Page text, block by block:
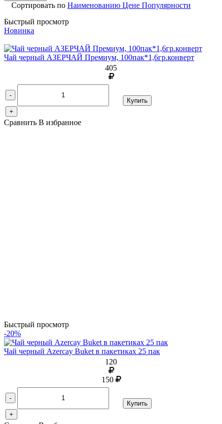
Сортировать по Наименованию Цене Популярности
Быстрый просмотр
Новинка
Чай черный АЗЕРЧАЙ Премиум, 100пак*1,6гр.конверт
405
-
+
Купить
Сравнить В избранное
Быстрый просмотр
-20%
Чай черный Azercay Buket в пакетиках 25 пак
120
150
-
+
Купить